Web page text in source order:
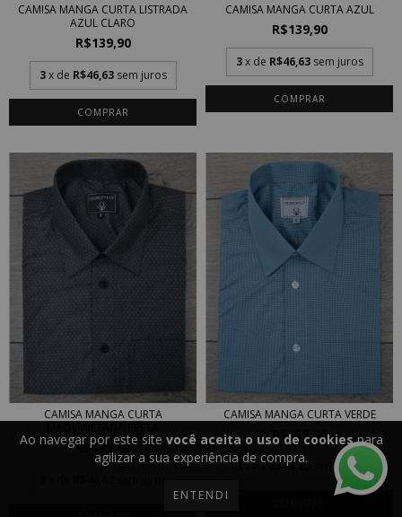
Ao navegar por este site você aceita o uso de cookiespara
agilizar a sua experiência de compra.
ENTENDI
CAMISA MANGA CURTA LISTRADA
AZUL CLARO
R$139,90
3 x de R$46,63 sem juros
COMPRAR
CAMISA MANGA CURTA AZUL
R$139,90
3 x de R$46,63 sem juros
COMPRAR
CAMISA MANGA CURTA
R$139,90
CAMISA MANGA CURTA VERDE
R$139,90
3 x deR$46,63 sem juros